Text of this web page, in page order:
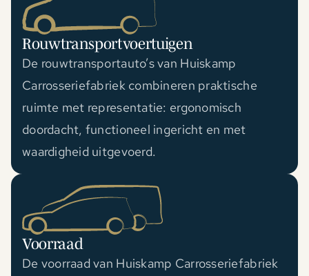
Rouwtransportvoertuigen
De rouwtransportauto’s van Huiskamp
Carrosseriefabriek combineren praktische
ruimte met representatie: ergonomisch
doordacht, functioneel ingericht en met
waardigheid uitgevoerd.
Voorraad
De voorraad van Huiskamp Carrosseriefabriek